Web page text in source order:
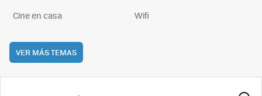
Cine en casa
Wifi
VER MÁS TEMAS